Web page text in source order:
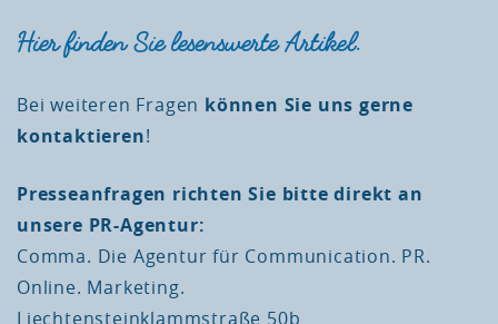
Hier finden Sie lesenswerte Artikel.
Bei weiteren Fragen können Sie uns gerne
kontaktieren!
Presseanfragen richten Sie bitte direkt an
unsere PR-Agentur:
Comma. Die Agentur für Communication. PR.
Online. Marketing.
Liechtensteinklammstraße 50b